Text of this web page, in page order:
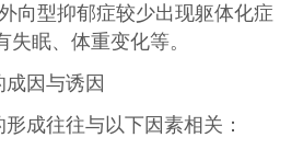
向型抑郁症较少出现躯体化症
眠、体重变化等。
因与诱因
成往往与以下因素相关：